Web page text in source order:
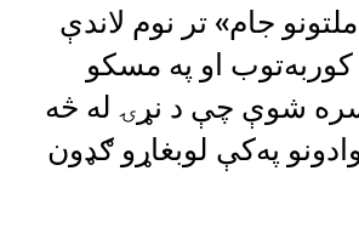
جام» تر نوم لاندې
او په مسکو
شوې چې د نړۍ له څه
۴۰ هېوادونو په‌کې لوبغاړو ګډون